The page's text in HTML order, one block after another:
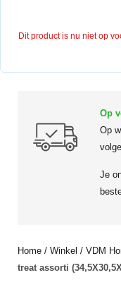
Dit product is nu niet op
Op
Op
Je
Home / Winkel / VDM
treat assorti